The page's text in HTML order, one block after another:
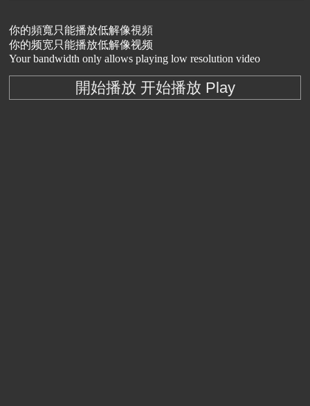
你的頻寬只能播放低解像視頻
你的频宽只能播放低解像视频
Your bandwidth only allows playing low resolution video
開始播放 开始播放 Play